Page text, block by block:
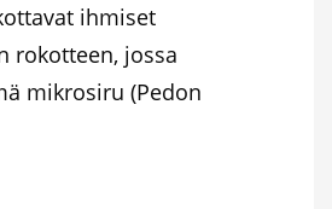
ihmiset
rokotteen, jossa
mikrosiru (Pedon